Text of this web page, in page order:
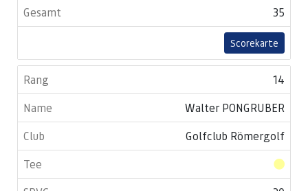
35
Scorekarte
14
Walter PONGRUBER
Golfclub Römergolf